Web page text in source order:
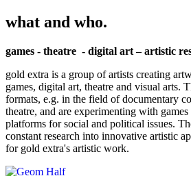
what and who.
games - theatre - digital art – artistic
gold extra is a group of artists creating
games, digital art, theatre and visual arts.
formats, e.g. in the field of documentary
theatre, and are experimenting with
platforms for social and political issues.
constant research into innovative artistic
for gold extra's artistic work.